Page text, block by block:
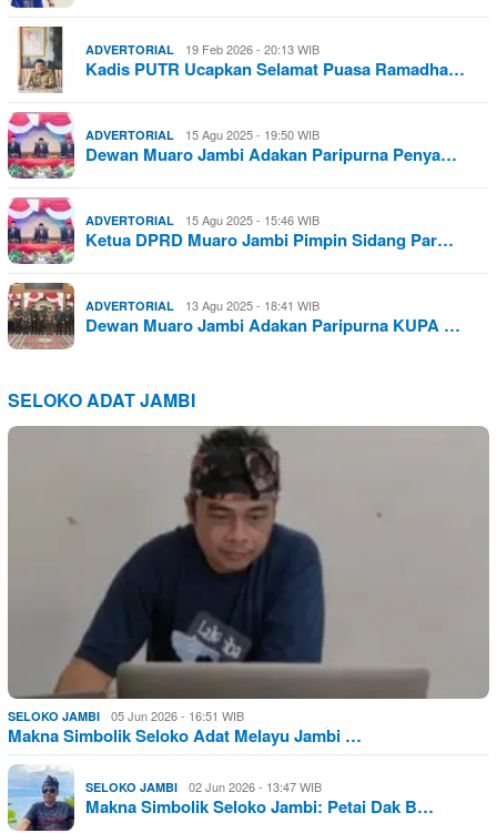
ADVERTORIAL 19 Feb 2026 - 20:13 WIB
Kadis PUTR Ucapkan Selamat Puasa Ramadha…
ADVERTORIAL 15 Agu 2025 - 19:50 WIB
Dewan Muaro Jambi Adakan Paripurna Penya…
ADVERTORIAL 15 Agu 2025 - 15:46 WIB
Ketua DPRD Muaro Jambi Pimpin Sidang Par…
ADVERTORIAL 13 Agu 2025 - 18:41 WIB
Dewan Muaro Jambi Adakan Paripurna KUPA …
SELOKO ADAT JAMBI
SELOKO JAMBI 05 Jun 2026 - 16:51 WIB
Makna Simbolik Seloko Adat Melayu Jambi …
SELOKO JAMBI 02 Jun 2026 - 13:47 WIB
Makna Simbolik Seloko Jambi: Petai Dak B…